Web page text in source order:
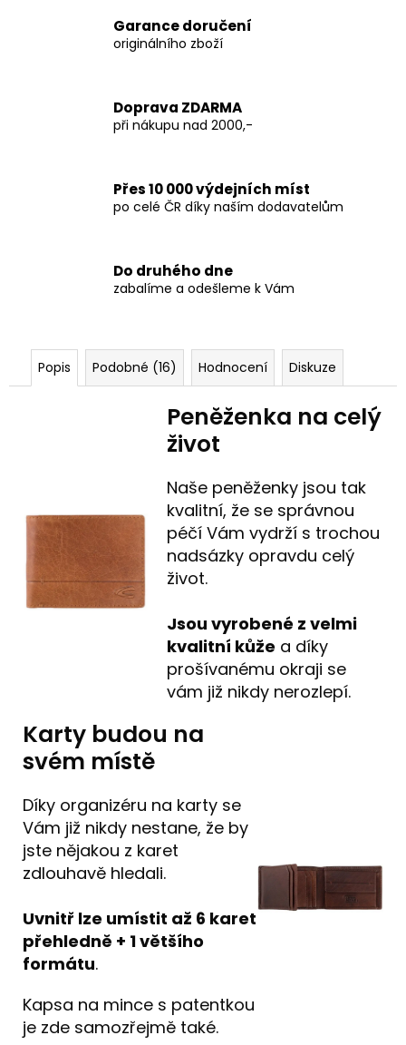
Garance doručení
originálního zboží
Doprava ZDARMA
při nákupu nad 2000,-
Přes 10 000 výdejních míst
po celé ČR díky naším dodavatelům
Do druhého dne
zabalíme a odešleme k Vám
Popis Podobné (16) Hodnocení Diskuze
Peněženka na celý
život
Naše peněženky jsou tak
kvalitní, že se správnou
péčí Vám vydrží s trochou
nadsázky opravdu celý
život.
Jsou vyrobené z velmi
kvalitní kůže a díky
prošívanému okraji se
vám již nikdy nerozlepí.
Karty budou na
svém místě
Díky organizéru na karty se
Vám již nikdy nestane, že by
jste nějakou z karet
zdlouhavě hledali.
Uvnitř lze umístit až 6 karet
přehledně + 1 většího
formátu.
Kapsa na mince s patentkou
je zde samozřejmě také.